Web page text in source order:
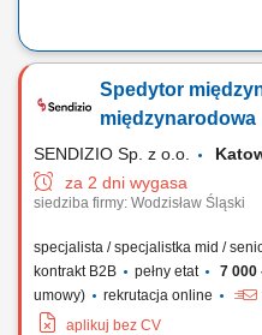
Stellenbeschreibung Deine
Disposition und begleitest
die operative Abwicklung;
Spedytor
międzynarodowa
SENDIZIO Sp. z o.o.
za 2 dni wygasa
siedziba firmy: Wodzisław Śląski
specjalista / specjalistka mid /
kontrakt B2B
pełny etat 7 000
umowy)
rekrutacja online
aplikuj bez CV